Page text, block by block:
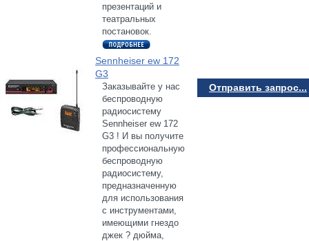
презентаций и
театральных
постановок.
Sennheiser ew 172
G3
Заказывайте у нас
беспроводную
радиосистему
Sennheiser ew 172
G3 ! И вы получите
профессиональную
беспроводную
радиосистему,
предназначенную
для использования
с инструментами,
имеющими гнездо
джек ? дюйма,
Отправить запрос...